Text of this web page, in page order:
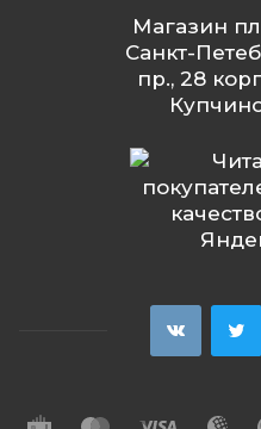
Магазин
Санкт-
пр., 28